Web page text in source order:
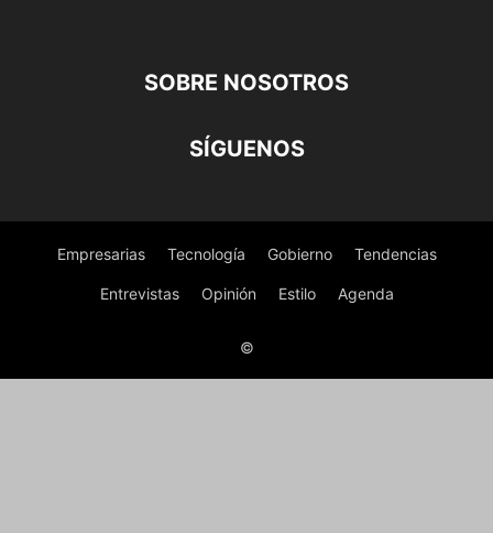
SOBRE NOSOTROS
SÍGUENOS
Empresarias Tecnología Gobierno Tendencias
Entrevistas Opinión Estilo Agenda
©